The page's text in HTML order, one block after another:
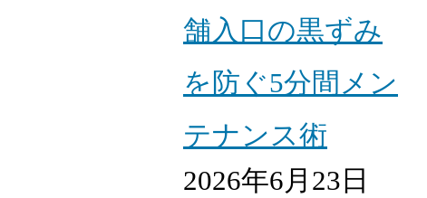
舗入口の黒ずみ
を防ぐ5分間メン
テナンス術
2026年6月23日